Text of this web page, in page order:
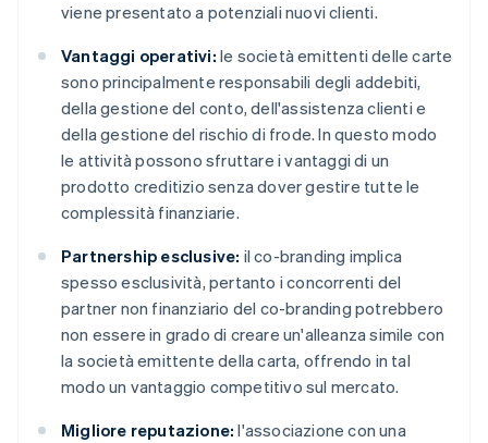
viene presentato a potenziali nuovi clienti.
Vantaggi operativi: le società emittenti delle carte
sono principalmente responsabili degli addebiti,
della gestione del conto, dell'assistenza clienti e
della gestione del rischio di frode. In questo modo
le attività possono sfruttare i vantaggi di un
prodotto creditizio senza dover gestire tutte le
complessità finanziarie.
Partnership esclusive: il co-branding implica
spesso esclusività, pertanto i concorrenti del
partner non finanziario del co-branding potrebbero
non essere in grado di creare un'alleanza simile con
la società emittente della carta, offrendo in tal
modo un vantaggio competitivo sul mercato.
Migliore reputazione: l'associazione con una